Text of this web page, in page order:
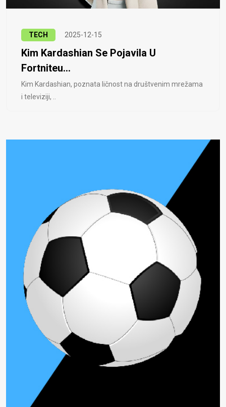
TECH 2025-12-15
Kim Kardashian Se Pojavila U
Fortniteu...
Kim Kardashian, poznata ličnost na društvenim mrežama
i televiziji, ..